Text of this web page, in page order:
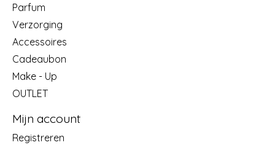
Parfum
Verzorging
Accessoires
Cadeaubon
Make - Up
OUTLET
Mijn account
Registreren